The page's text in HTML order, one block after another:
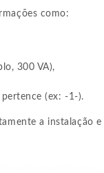
como:
300 VA),
(ex: -1-).
a instalação